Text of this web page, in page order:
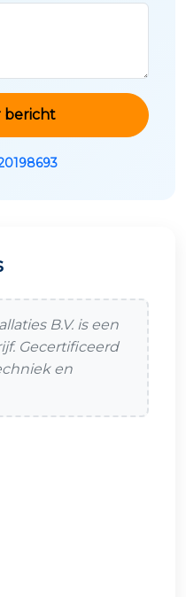
bericht
B.V. is een
Gecertificeerd
en